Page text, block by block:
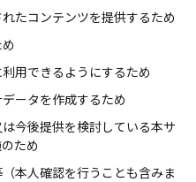
たコンテンツを提供するため
用できるようにするため
ータを作成するため
今後提供を検討している本サ
ため
本人確認を行うことも含みま